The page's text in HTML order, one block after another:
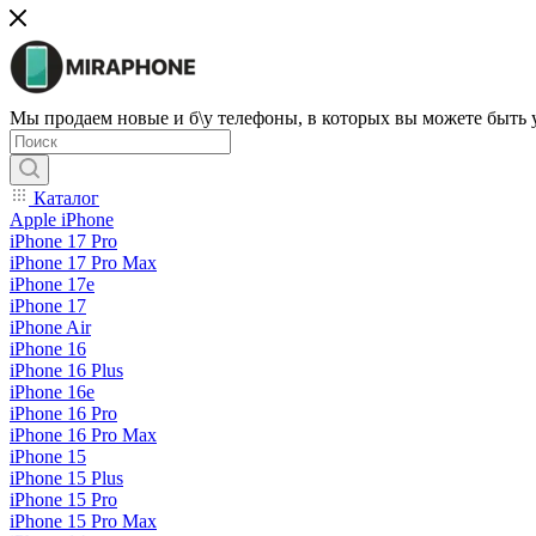
Мы продаем новые и б\у телефоны, в которых вы можете быть
Каталог
Apple iPhone
iPhone 17 Pro
iPhone 17 Pro Max
iPhone 17e
iPhone 17
iPhone Air
iPhone 16
iPhone 16 Plus
iPhone 16e
iPhone 16 Pro
iPhone 16 Pro Max
iPhone 15
iPhone 15 Plus
iPhone 15 Pro
iPhone 15 Pro Max